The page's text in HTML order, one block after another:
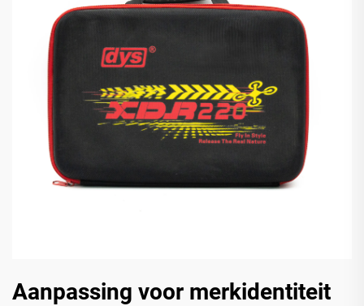
Aanpassing voor merkidentiteit